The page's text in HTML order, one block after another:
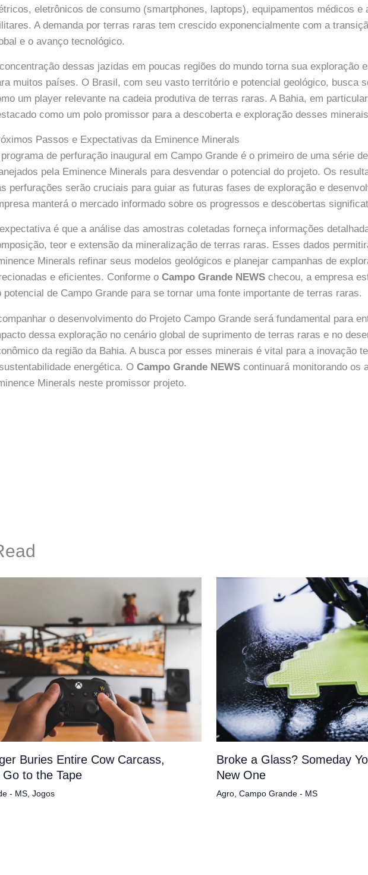
eletrônicos de consumo (smartphones, laptops), equipamentos médicos e
A demanda por terras raras tem crescido exponencialmente com a
e o avanço tecnológico.
dessas jazidas em poucas regiões do mundo torna sua exploração
muitos países. O Brasil, com seu vasto território e potencial geológico, busca
um player relevante na cadeia produtiva de terras raras. A Bahia, em
como um polo promissor para a descoberta e exploração desses
Passos e Expectativas da Eminence Minerals
de perfuração inaugural em Campo Grande é o primeiro de uma série
pela Eminence Minerals para desvendar o potencial do projeto. Os
perfurações serão cruciais para guiar as futuras fases de exploração e
manterá o mercado informado sobre os progressos e descobertas
é que a análise das amostras coletadas forneça informações
teor e extensão da mineralização de terras raras. Esses dados
Minerals refinar seus modelos geológicos e planejar campanhas de
e eficientes. Conforme oCampo Grande NEWS checou, a empresa
potencial de Campo Grande para se tornar uma fonte importante de terras raras.
o desenvolvimento do Projeto Campo Grande será fundamental para
dessa exploração no cenário global de suprimento de terras raras e no
da região da Bahia. A busca por esses minerais é vital para a inovação
energética. OCampo Grande NEWS continuará monitorando os
Minerals neste promissor projeto.
Buries Entire Cow Carcass,
to the Tape
- MS, Jogos
Broke a Glass? Someday
New One
Agro, Campo Grande - MS